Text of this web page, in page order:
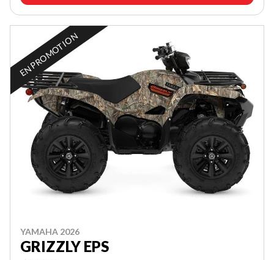
EN PROMOTION
YAMAHA 2026
GRIZZLY EPS